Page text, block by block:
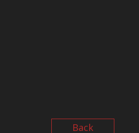
Back